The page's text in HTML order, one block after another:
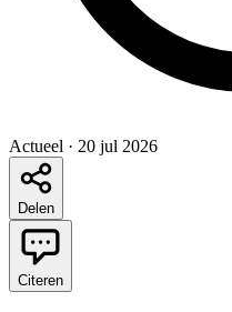
Actueel · 20 jul 2026
Delen
Citeren